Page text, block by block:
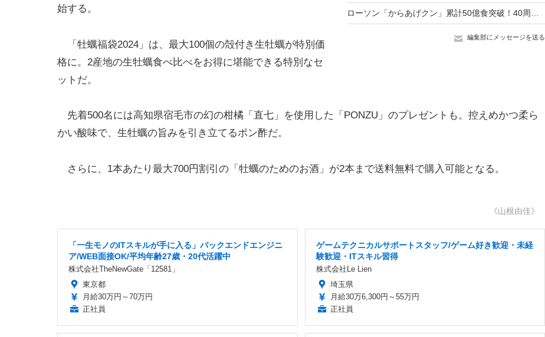
編集部にメッセージを送る
始する。
「牡蠣福袋2024」は、最大100個の殻付き生牡蠣が特別価
格に。2産地の生牡蠣食べ比べをお得に堪能できる特別なセ
ットだ。
先着500名には高知県宿毛市の幻の柑橘「直七」を使用した「PONZU」のプレゼントも。控えめかつ柔ら
かい酸味で、生牡蠣の旨みを引き立てるポン酢だ。
さらに、1本あたり最大700円割引の「牡蠣のためのお酒」が2本まで送料無料で購入可能となる。
《山根由佳》
「一生モノのITスキルが手に入る」バックエンドエンジニ
ア/WEB面接OK/平均年齢27歳・20代活躍中
株式会社TheNewGate「12581」
東京都
月給30万円～70万円
正社員
ゲームテクニカルサポートスタッフ/ゲーム好き歓迎・未経
験歓迎・ITスキル習得
株式会社Le Lien
埼玉県
月給30万6,300円～55万円
正社員